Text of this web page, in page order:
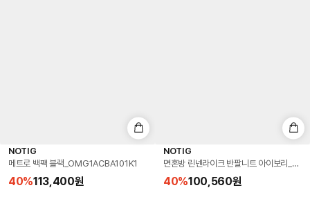
NOTIG
메트로 백팩 블랙_OMG1ACBA101K1
40%113,400원
NOTIG
면혼방 린넨라이크 반팔니트 아이보리
40%100,560원